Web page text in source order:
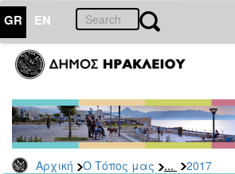
GR EN
Αρχική Ο Τόπος μας ... 2017
ΤΟΠΟΣ
ΜΑΣ
Ανακοινώσεις
Αρχείο
2026